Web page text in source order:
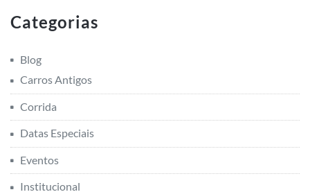
Categorias
Blog
Carros Antigos
Corrida
Datas Especiais
Eventos
Institucional